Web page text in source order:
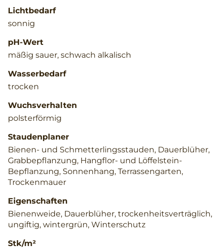
Lichtbedarf
sonnig
pH-Wert
mäßig sauer, schwach alkalisch
Wasserbedarf
trocken
Wuchsverhalten
polsterförmig
Staudenplaner
Bienen- und Schmetterlingsstauden, Dauerblüher,
Grabbepflanzung, Hangflor- und Löffelstein-
Bepflanzung, Sonnenhang, Terrassengarten,
Trockenmauer
Eigenschaften
Bienenweide, Dauerblüher, trockenheitsverträglich,
ungiftig, wintergrün, Winterschutz
Stk/m²